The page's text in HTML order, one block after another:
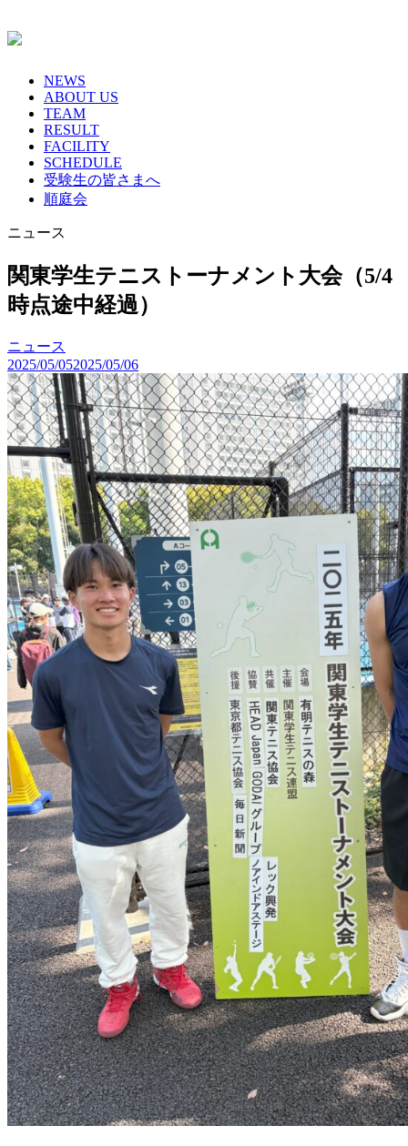
to
NEWS
ABOUT US
TEAM
RESULT
FACILITY
SCHEDULE
受験生の皆さまへ
順庭会
ニュース
関東学生テニストーナメント大会（5/4
時点途中経過）
ニュース
2025/05/052025/05/06